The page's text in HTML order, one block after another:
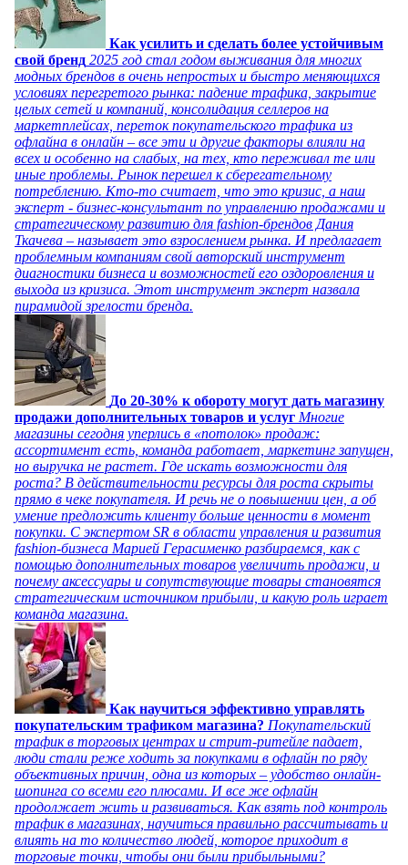
Как усилить и сделать более устойчивым
свой бренд 2025 год стал годом выживания для многих
модных брендов в очень непростых и быстро меняющихся
условиях перегретого рынка: падение трафика, закрытие
целых сетей и компаний, консолидация селлеров на
маркетплейсах, переток покупательского трафика из
офлайна в онлайн – все эти и другие факторы влияли на
всех и особенно на слабых, на тех, кто переживал те или
иные проблемы. Рынок перешел к сберегательному
потреблению. Кто-то считает, что это кризис, а наш
эксперт - бизнес-консультант по управлению продажами и
стратегическому развитию для fashion-брендов Дания
Ткачева – называет это взрослением рынка. И предлагает
проблемным компаниям свой авторский инструмент
диагностики бизнеса и возможностей его оздоровления и
выхода из кризиса. Этот инструмент эксперт назвала
пирамидой зрелости бренда.
До 20-30% к обороту могут дать магазину
продажи дополнительных товаров и услуг Многие
магазины сегодня уперлись в «потолок» продаж:
ассортимент есть, команда работает, маркетинг запущен,
но выручка не растет. Где искать возможности для
роста? В действительности ресурсы для роста скрыты
прямо в чеке покупателя. И речь не о повышении цен, а об
умение предложить клиенту больше ценности в момент
покупки. С экспертом SR в области управления и развития
fashion-бизнеса Марией Герасименко разбираемся, как с
помощью дополнительных товаров увеличить продажи, и
почему аксессуары и сопутствующие товары становятся
стратегическим источником прибыли, и какую роль играет
команда магазина.
Как научиться эффективно управлять
покупательским трафиком магазина? Покупательский
трафик в торговых центрах и стрит-ритейле падает,
люди стали реже ходить за покупками в офлайн по ряду
объективных причин, одна из которых – удобство онлайн-
шопинга со всеми его плюсами. И все же офлайн
продолжает жить и развиваться. Как взять под контроль
трафик в магазинах, научиться правильно рассчитывать и
влиять на то количество людей, которое приходит в
торговые точки, чтобы они были прибыльными?